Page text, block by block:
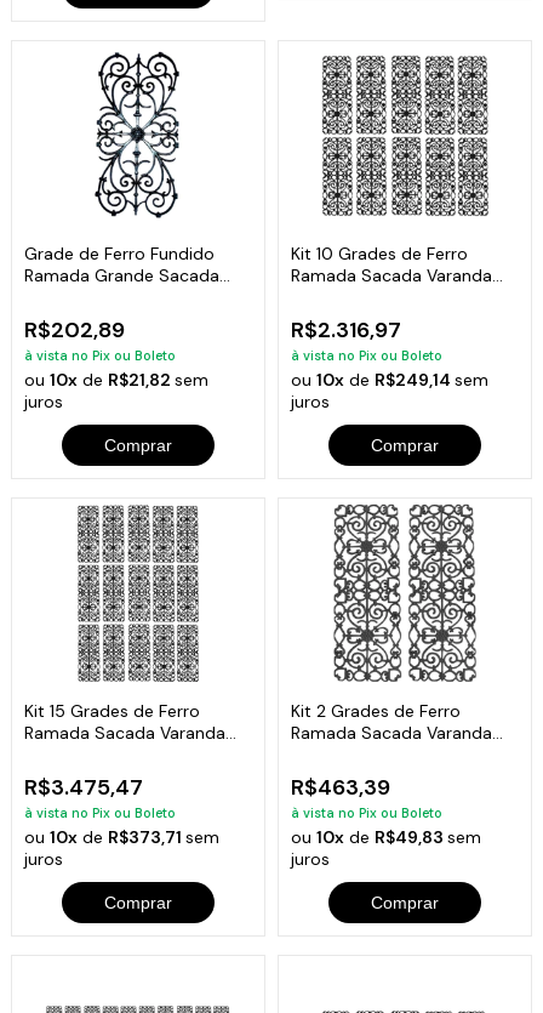
Grade de Ferro Fundido
Ramada Grande Sacada
R$202,89
à vista no Pix ou Boleto
ou10x de R$21,82sem
juros
Comprar
Kit 10 Grades de Ferro
Ramada Sacada Varanda
R$2.316,97
à vista no Pix ou Boleto
ou 10xde R$249,14 sem
juros
Comprar
Kit 15 Grades de Ferro
Ramada Sacada Varanda
R$3.475,47
à vista no Pix ou Boleto
ou10x de R$373,71sem
juros
Comprar
Kit 2 Grades de Ferro
Ramada Sacada Varanda
R$463,39
à vista no Pix ou Boleto
ou 10xde R$49,83 sem
juros
Comprar